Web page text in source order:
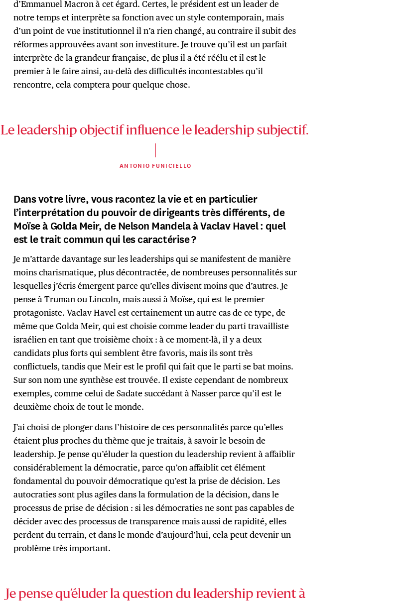
d’Emmanuel Macron à cet égard. Certes, le président est un leader de
notre temps et interprète sa fonction avec un style contemporain, mais
d’un point de vue institutionnel il n’a rien changé, au contraire il subit des
réformes approuvées avant son investiture. Je trouve qu’il est un parfait
interprète de la grandeur française, de plus il a été réélu et il est le
premier à le faire ainsi, au-delà des difficultés incontestables qu’il
rencontre, cela comptera pour quelque chose.
Le leadership objectif influence le leadership subjectif.
ANTONIO FUNICIELLO
Dans votre livre, vous racontez la vie et en particulier
l’interprétation du pouvoir de dirigeants très différents, de
Moïse à Golda Meir, de Nelson Mandela à Vaclav Havel : quel
est le trait commun qui les caractérise ?
Je m’attarde davantage sur les leaderships qui se manifestent de manière
moins charismatique, plus décontractée, de nombreuses personnalités sur
lesquelles j’écris émergent parce qu’elles divisent moins que d’autres. Je
pense à Truman ou Lincoln, mais aussi à Moïse, qui est le premier
protagoniste. Vaclav Havel est certainement un autre cas de ce type, de
même que Golda Meir, qui est choisie comme leader du parti travailliste
israélien en tant que troisième choix : à ce moment-là, il y a deux
candidats plus forts qui semblent être favoris, mais ils sont très
conflictuels, tandis que Meir est le profil qui fait que le parti se bat moins.
Sur son nom une synthèse est trouvée. Il existe cependant de nombreux
exemples, comme celui de Sadate succédant à Nasser parce qu’il est le
deuxième choix de tout le monde.
J’ai choisi de plonger dans l’histoire de ces personnalités parce qu’elles
étaient plus proches du thème que je traitais, à savoir le besoin de
leadership. Je pense qu’éluder la question du leadership revient à affaiblir
considérablement la démocratie, parce qu’on affaiblit cet élément
fondamental du pouvoir démocratique qu’est la prise de décision. Les
autocraties sont plus agiles dans la formulation de la décision, dans le
processus de prise de décision : si les démocraties ne sont pas capables de
décider avec des processus de transparence mais aussi de rapidité, elles
perdent du terrain, et dans le monde d’aujourd’hui, cela peut devenir un
problème très important.
Je pense qu’éluder la question du leadership revient à